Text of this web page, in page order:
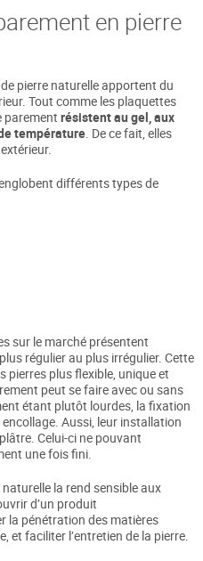
en pierre
pierre naturelle apportent du
Tout comme les plaquettes
parement résistent au gel, aux
température . De ce fait, elles
différents types de
sur le marché présentent
régulier au plus irrégulier. Cette
pierres plus flexible, unique et
peut se faire avec ou sans
étant plutôt lourdes, la fixation
Aussi, leur installation
Celui-ci ne pouvant
une fois fini.
la rend sensible aux
d’un produit
la pénétration des matières
et faciliter l’entretien de la pierre.